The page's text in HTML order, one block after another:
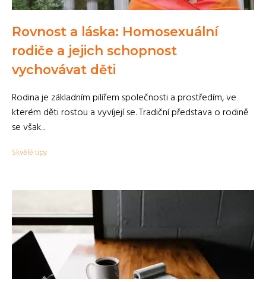
Rovnost a láska: Homosexuální
rodiče a jejich schopnost
vychovávat děti
Rodina je základním pilířem společnosti a prostředím, ve
kterém děti rostou a vyvíjejí se. Tradiční představa o rodině
se však...
Skvělé tipy